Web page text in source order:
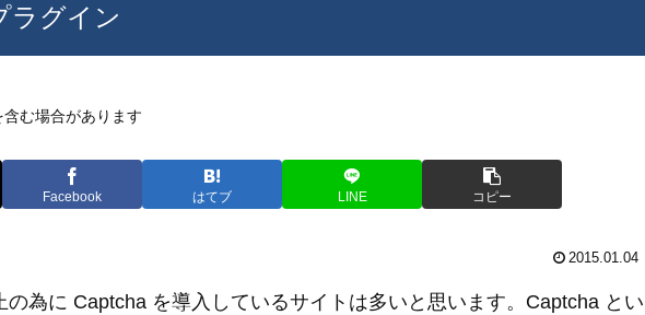
ラグイン
む場合があります
Facebook はてブ LINE コピー
2015.01.04
の為に Captcha を導入しているサイトは多いと思います。Captcha とい